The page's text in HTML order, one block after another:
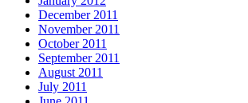
December 2011
November 2011
October 2011
September 2011
August 2011
July 2011